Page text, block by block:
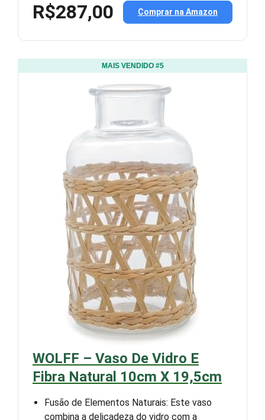
R$287,00 Comprar na Amazon
MAIS VENDIDO #5
WOLFF – Vaso De Vidro E
Fibra Natural 10cm X 19,5cm
Fusão de Elementos Naturais: Este vaso
combina a delicadeza do vidro com a